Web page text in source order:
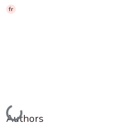
fr
Loading...
Authors